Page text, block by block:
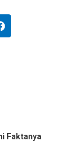
Faktanya